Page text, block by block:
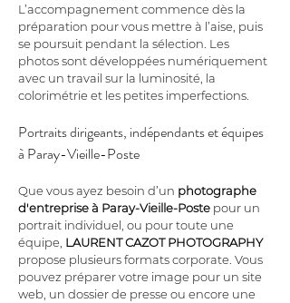
L’accompagnement commence dès la
préparation pour vous mettre à l’aise, puis
se poursuit pendant la sélection. Les
photos sont développées numériquement
avec un travail sur la luminosité, la
colorimétrie et les petites imperfections.
Portraits dirigeants, indépendants et équipes
à Paray-Vieille-Poste
Que vous ayez besoin d’un photographe
d'entreprise à Paray-Vieille-Poste pour un
portrait individuel, ou pour toute une
équipe, LAURENT CAZOT PHOTOGRAPHY
propose plusieurs formats corporate. Vous
pouvez préparer votre image pour un site
web, un dossier de presse ou encore une